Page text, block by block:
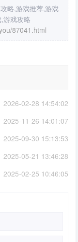
略,游戏推荐,游戏
游戏攻略
87041.html
2026-02-28 14:54:02
2025-11-26 14:01:07
2025-09-30 15:13:53
2025-05-21 13:46:28
2025-02-25 10:46:05